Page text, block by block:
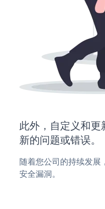
此外，自定义和
新的问题或错误。
随着您公司的持续发
安全漏洞。